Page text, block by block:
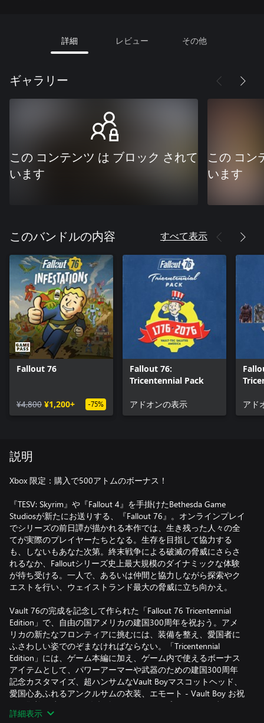
詳細 レビュー その他
ギャラリー
この コンテンツ は ブロック されて
います
この コン
います
このバンドルの内容 すべて表示
Fallout 76
¥4,800 ¥1,200+ -75%
Fallout 76:
Tricentennial Pack
アドオンの表示 アド
説明
Xbox 限定：購入で500アトムのボーナス！
『TESV: Skyrim』や『Fallout 4』を手掛けたBethesda Game
Studiosが新たにお送りする、『Fallout 76』。オンラインプレイ
でシリーズの前日譚が描かれる本作では、生き残った人々の全
てが実際のプレイヤーたちとなる。生存を目指して協力する
も、しないもあなた次第。終末戦争による破滅の脅威にさらさ
れるなか、Falloutシリーズ史上最大規模のダイナミックな体験
が待ち受ける。一人で、あるいは仲間と協力しながら探索やク
エストを行い、ウェイストランド最大の脅威に立ち向かえ。
Vault 76の完成を記念して作られた「Fallout 76 Tricentennial
Edition」で、自由の国アメリカの建国300周年を祝おう。アメ
リカの新たなフロンティアに挑むには、装備を整え、愛国者に
ふさわしい姿でのぞまなければならない。「Tricentennial
Edition」には、ゲーム本編に加え、ゲーム内で使えるボーナス
アイテムとして、パワーアーマーや武器のための建国300周年
記念カスタマイズ、超ハンサムなVault Boyマスコットヘッド、
愛国心あふれるアンクルサムの衣装、エモート - Vault Boy お祝
いの敬礼、建国300周年記念ワークショップポスター、建国300
周年記念 フォトフレームが付属！
詳細表示